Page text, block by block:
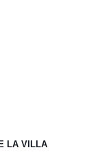
LA VILLA